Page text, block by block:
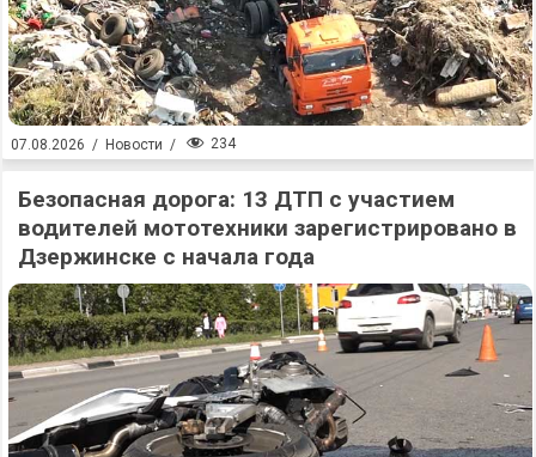
07.08.2026 / Новости / 234
Безопасная дорога: 13 ДТП с участием
водителей мототехники зарегистрировано в
Дзержинске с начала года